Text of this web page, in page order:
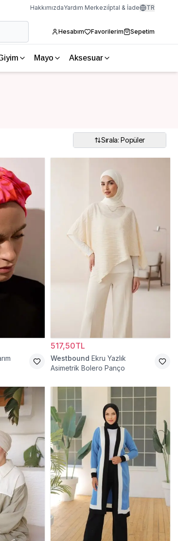
HakkımızdaYardım Merkeziİptal & İade TR
Hesabım Favorilerim Sepetim
Mayo Aksesuar
Sırala: Popüler
517,50TL
Westbound Ekru Yazlık
Asimetrik Bolero Panço